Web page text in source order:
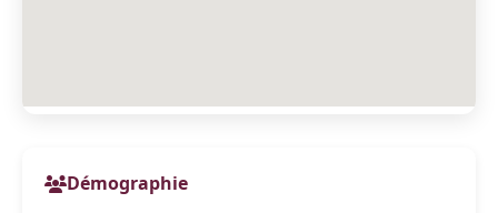
Démographie